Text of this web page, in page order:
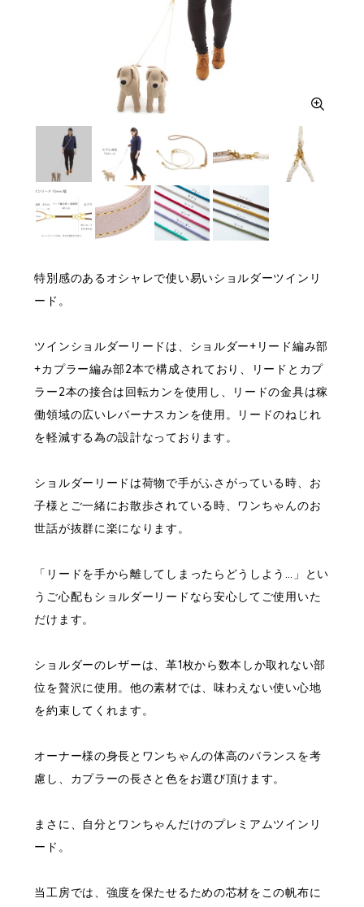
特別感のあるオシャレで使い易いショルダーツインリ
ード。
ツインショルダーリードは、ショルダー+リード編み部
+カプラー編み部2本で構成されており、リードとカプ
ラー2本の接合は回転カンを使用し、リードの金具は稼
働領域の広いレバーナスカンを使用。リードのねじれ
を軽減する為の設計なっております。
ショルダーリードは荷物で手がふさがっている時、お
子様とご一緒にお散歩されている時、ワンちゃんのお
世話が抜群に楽になります。
「リードを手から離してしまったらどうしよう…」とい
うご心配もショルダーリードなら安心してご使用いた
だけます。
ショルダーのレザーは、革1枚から数本しか取れない部
位を贅沢に使用。他の素材では、味わえない使い心地
を約束してくれます。
オーナー様の身長とワンちゃんの体高のバランスを考
慮し、カプラーの長さと色をお選び頂けます。
まさに、自分とワンちゃんだけのプレミアムツインリ
ード。
当工房では、強度を保たせるための芯材をこの帆布に